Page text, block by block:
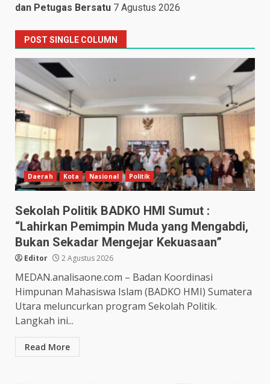
dan Petugas Bersatu 7 Agustus 2026
POST SINGLE COLUMN
Daerah Kota Nasional Politik
Sekolah Politik BADKO HMI Sumut :
“Lahirkan Pemimpin Muda yang Mengabdi,
Bukan Sekadar Mengejar Kekuasaan”
Editor 2 Agustus 2026
MEDAN.analisaone.com – Badan Koordinasi
Himpunan Mahasiswa Islam (BADKO HMI) Sumatera
Utara meluncurkan program Sekolah Politik.
Langkah ini...
Read More